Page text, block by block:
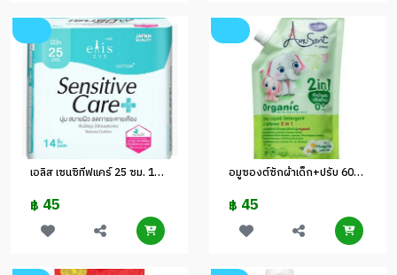
เอลิส เซนซิทีฟแคร์ 25 ซม. 14 ชิ้น
฿ 45
อมูซองต์ซักผ้าเด็ก+ปรับ 600 มล. (เขียว)
฿ 45